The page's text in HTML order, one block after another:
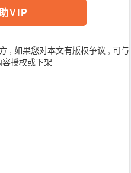
VIP
, 如果您对本文有版权争议 , 可与
授权或下架